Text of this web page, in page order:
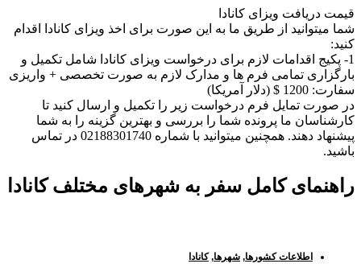
قیمت دریافت ویزای کانادا
شما میتوانید از طریق ما به این صورت برای اخذ ویزای کانادا اقدام
کنید:
1- پکیج اقدامات لازم برای درخواست ویزای کانادا شامل تکمیل و
بارگزاری تمامی فرم ها و مدارک لازم به صورت تخصصی + واریزی
سفارت: 1200 $ (دلار آمریکا)
در صورت تمایل فرم درخواست زیر را تکمیل و ارسال کنید تا
کارشناسان ما پرونده شما را بررسی و بهترین گزینه را به شما
پیشنهاد دهند. همچنین میتوانید با شماره 02188301740 در تماس
باشید.
راهنمای کامل سفر به شهرهای مختلف کانادا
اطلاعات کشورها, شهرها,کانادا